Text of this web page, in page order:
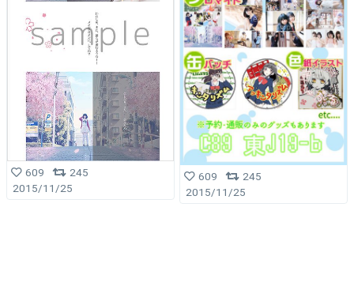
609
245
2015/11/25
609
245
2015/11/25